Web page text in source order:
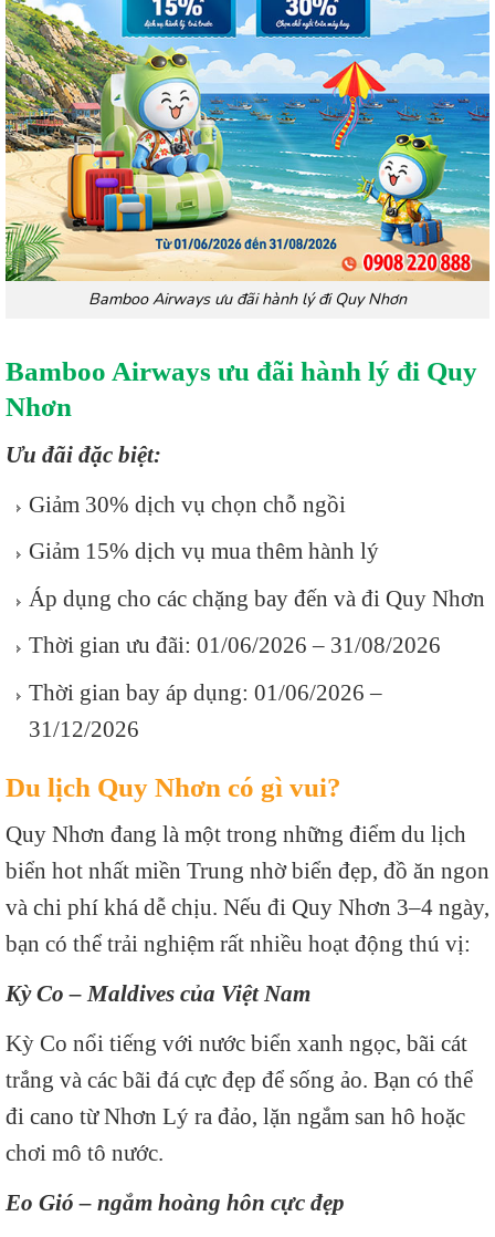
Bamboo Airways ưu đãi hành lý đi Quy Nhơn
Bamboo Airways ưu đãi hành lý đi Quy
Nhơn
Ưu đãi đặc biệt:
Giảm 30% dịch vụ chọn chỗ ngồi
Giảm 15% dịch vụ mua thêm hành lý
Áp dụng cho các chặng bay đến và đi Quy Nhơn
Thời gian ưu đãi: 01/06/2026 – 31/08/2026
Thời gian bay áp dụng: 01/06/2026 –
31/12/2026
Du lịch Quy Nhơn có gì vui?
Quy Nhơn đang là một trong những điểm du lịch
biển hot nhất miền Trung nhờ biển đẹp, đồ ăn ngon
và chi phí khá dễ chịu. Nếu đi Quy Nhơn 3–4 ngày,
bạn có thể trải nghiệm rất nhiều hoạt động thú vị:
Kỳ Co – Maldives của Việt Nam
Kỳ Co nổi tiếng với nước biển xanh ngọc, bãi cát
trắng và các bãi đá cực đẹp để sống ảo. Bạn có thể
đi cano từ Nhơn Lý ra đảo, lặn ngắm san hô hoặc
chơi mô tô nước.
Eo Gió – ngắm hoàng hôn cực đẹp